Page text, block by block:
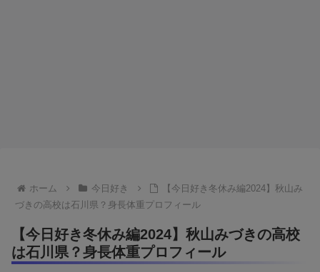
ホーム 今日好き
【今日好き冬休み編2024】秋山み
づきの高校は石川県？身長体重プロフィール
【今日好き冬休み編2024】秋山みづきの高校
は石川県？身長体重プロフィール